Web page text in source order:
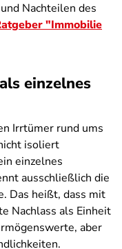
Nachteilen des
"Immobilie
einzelnes
Irrtümer rund ums
isoliert
einzelnes
ausschließlich die
Das heißt, dass mit
Nachlass als Einheit
aber